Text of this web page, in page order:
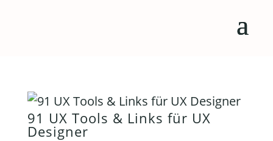
91 UX Tools & Links für UX
Designer